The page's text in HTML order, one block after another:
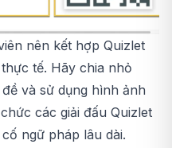
nên kết hợp Quizlet
tế. Hãy chia nhỏ
và sử dụng hình ảnh
các giải đấu Quizlet
ngữ pháp lâu dài.